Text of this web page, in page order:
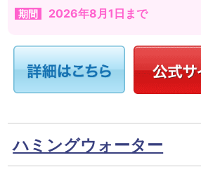
期間 2026年8月1日まで
ハミングウォーター